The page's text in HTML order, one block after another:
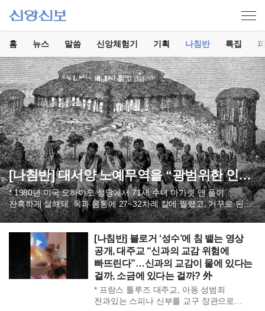
홈 뉴스 말씀 신앙체험기 기획 나침반 특집
[나침반] 대서양 노예무역을 “광범위한 인신매매”로 규정 外
* 1980년 미국 오하이오 성당에서 71세 수녀 마가렛 앤 폴이
잔혹하게 살해돼. 목과 몸통에 27~32차례 칼에 찔렸고, 거꾸로 된
십자가 형태로 찌른 흔적도 발견. 용의자는 수녀의 장례미사를
후 그 사제가 범인으로 밝혀졌지만, 경찰은 “당시 가톨릭은 건드릴 수
없었다”고 증언. 살인을 저질렀는데도 수십 년간 건드릴 수 없었다면,
경찰 고위급과 연결된 범죄 조직과 무엇이 다른가. *가톨릭이 공식
승인한 호주 크리스천 브라더스 수도회, 대규모 아동 성학대로 논란.
배상할 돈은 없다더니 수천만 달러 부동산을 1달러에 이전한 사실
드러나. 생존자 측, “법을 악용해 피해 생존자들을 짓밟는 그들의
전형적 수법”이라며 비판. 수도회, 유죄 판결받은 아동성범죄자
[나침반] 블로거 ‘성수’에 침 뱉는 영상
공개, 대주교 “신과의 교감 위험에
빠뜨린다”…신과의 교감이 물에 있다는
걸까, 소금에 있다는 걸까? 外
* 프랑스 툴루즈 대주교, 아동 성범죄
전과있는 스피나 신부를 교구 장관으로